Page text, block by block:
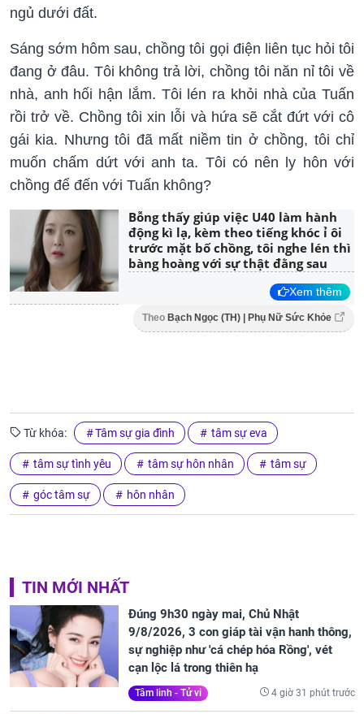
ngủ dưới đất.
Sáng sớm hôm sau, chồng tôi gọi điện liên tục hỏi tôi
đang ở đâu. Tôi không trả lời, chồng tôi năn nỉ tôi về
nhà, anh hối hận lắm. Tôi lén ra khỏi nhà của Tuấn
rồi trở về. Chồng tôi xin lỗi và hứa sẽ cắt đứt với cô
gái kia. Nhưng tôi đã mất niềm tin ở chồng, tôi chỉ
muốn chấm dứt với anh ta. Tôi có nên ly hôn với
chồng để đến với Tuấn không?
Bỗng thấy giúp việc U40 làm hành
động kì lạ, kèm theo tiếng khóc ỉ ôi
trước mặt bố chồng, tôi nghe lén thì
bàng hoàng với sự thật đằng sau
Xem thêm
Theo Bạch Ngọc (TH) | Phụ Nữ Sức Khỏe
Từ khóa: Tâm sự gia đình tâm sự eva
tâm sự tình yêu tâm sự hôn nhân tâm sự
góc tâm sự hôn nhân
TIN MỚI NHẤT
Đúng 9h30 ngày mai, Chủ Nhật
9/8/2026, 3 con giáp tài vận hanh thông,
sự nghiệp như 'cá chép hóa Rồng', vét
cạn lộc lá trong thiên hạ
Tâm linh - Tử vi 4 giờ 31 phút trước